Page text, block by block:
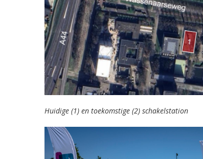
Huidige (1) en toekomstige (2) schakelstation